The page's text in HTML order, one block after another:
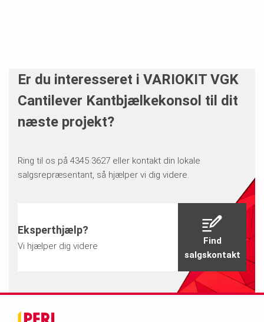
Er du interesseret i VARIOKIT VGK
Cantilever Kantbjælkekonsol til dit
næste projekt?
Ring til os på 4345 3627 eller kontakt din lokale
salgsrepræsentant, så hjælper vi dig videre.
Eksperthjælp?
Vi hjælper dig videre
Find
salgskontakt